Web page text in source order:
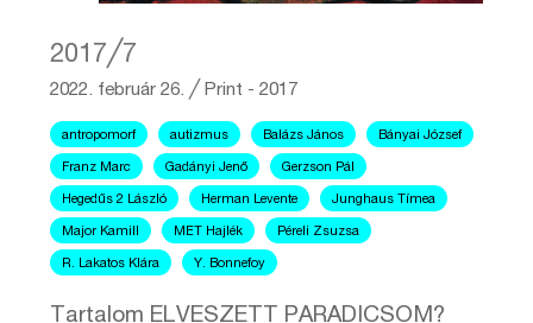
2017╱7
2022. február 26. ╱Print - 2017
antropomorf autizmus Balázs János Bányai József
Franz Marc Gadányi Jenő Gerzson Pál
Hegedűs 2 László Herman Levente Junghaus Tímea
Major Kamill MET Hajlék Péreli Zsuzsa
R. Lakatos Klára Y. Bonnefoy
Tartalom ELVESZETT PARADICSOM?